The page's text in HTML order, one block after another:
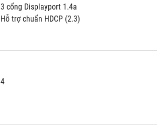
3 cổng Displayport 1.4a
Hỗ trợ chuẩn HDCP (2.3)
4